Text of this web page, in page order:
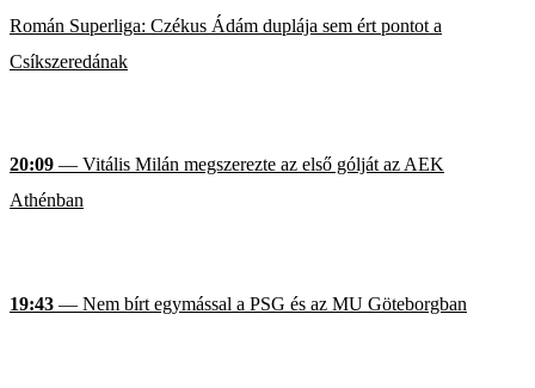
Román Superliga: Czékus Ádám duplája sem ért pontot a
Csíkszeredának
20:09 — Vitális Milán megszerezte az első gólját az AEK
Athénban
19:43 — Nem bírt egymással a PSG és az MU Göteborgban